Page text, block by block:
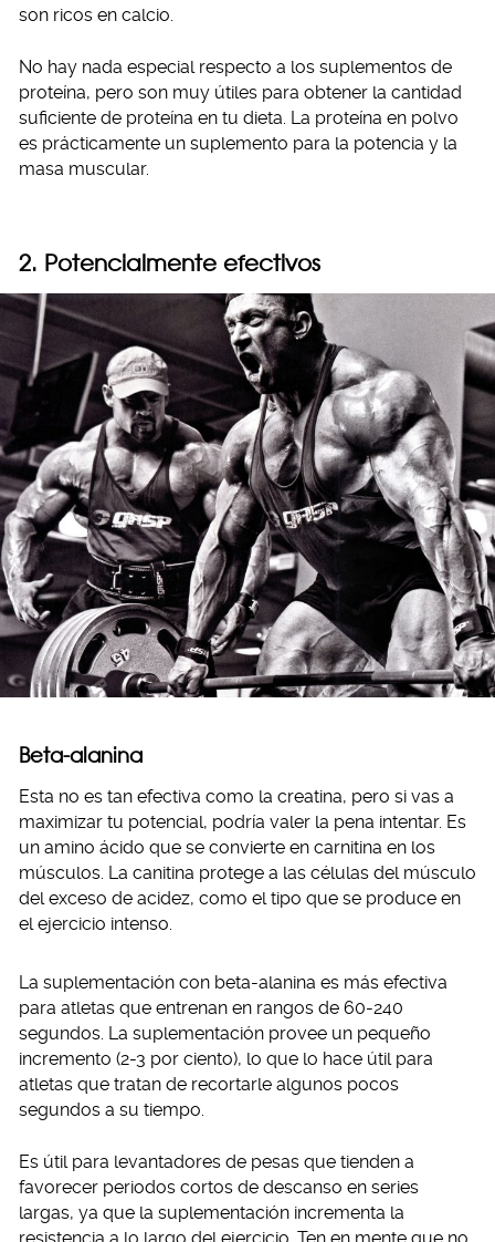
son ricos en calcio.
No hay nada especial respecto a los suplementos de
proteína, pero son muy útiles para obtener la cantidad
suficiente de proteína en tu dieta. La proteína en polvo
es prácticamente un suplemento para la potencia y la
masa muscular.
2. Potencialmente efectivos
Beta-alanina
Esta no es tan efectiva como la creatina, pero si vas a
maximizar tu potencial, podría valer la pena intentar. Es
un amino ácido que se convierte en carnitina en los
músculos. La canitina protege a las células del músculo
del exceso de acidez, como el tipo que se produce en
el ejercicio intenso.
La suplementación con beta-alanina es más efectiva
para atletas que entrenan en rangos de 60-240
segundos. La suplementación provee un pequeño
incremento (2-3 por ciento), lo que lo hace útil para
atletas que tratan de recortarle algunos pocos
segundos a su tiempo.
Es útil para levantadores de pesas que tienden a
favorecer periodos cortos de descanso en series
largas, ya que la suplementación incrementa la